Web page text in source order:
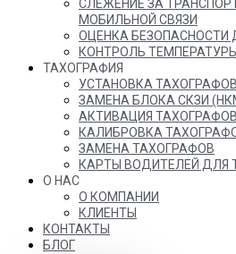
СЛЕЖЕНИЕ ЗА
МОБИЛЬНОЙ СВЯЗИ
ОЦЕНКА
КОНТРОЛЬ
ТАХОГРАФИЯ
УСТАНОВКА ТАХОГРАФОВ
ЗАМЕНА БЛОКА СКЗИ
АКТИВАЦИЯ ТАХОГРАФОВ
КАЛИБРОВКА
ЗАМЕНА ТАХОГРАФОВ
КАРТЫ ВОДИТЕЛЕЙ ДЛЯ
О НАС
О КОМПАНИИ
КЛИЕНТЫ
КОНТАКТЫ
БЛОГ